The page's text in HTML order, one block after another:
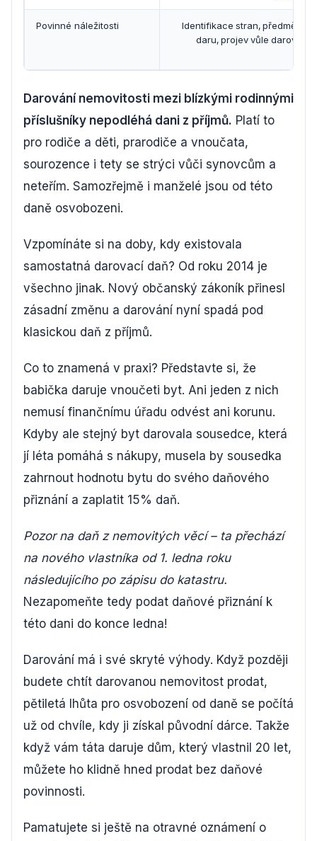
Povinné náležitosti
Identifikace stran, předmětu
daru, projev vůle darovat
Darování nemovitosti mezi blízkými rodinnými
příslušníky nepodléhá dani z příjmů. Platí to
pro rodiče a děti, prarodiče a vnoučata,
sourozence i tety se strýci vůči synovcům a
neteřím. Samozřejmě i manželé jsou od této
daně osvobozeni.
Vzpomínáte si na doby, kdy existovala
samostatná darovací daň? Od roku 2014 je
všechno jinak. Nový občanský zákoník přinesl
zásadní změnu a darování nyní spadá pod
klasickou daň z příjmů.
Co to znamená v praxi? Představte si, že
babička daruje vnoučeti byt. Ani jeden z nich
nemusí finančnímu úřadu odvést ani korunu.
Kdyby ale stejný byt darovala sousedce, která
jí léta pomáhá s nákupy, musela by sousedka
zahrnout hodnotu bytu do svého daňového
přiznání a zaplatit 15% daň.
Pozor na daň z nemovitých věcí – ta přechází
na nového vlastníka od 1. ledna roku
následujícího po zápisu do katastru.
Nezapomeňte tedy podat daňové přiznání k
této dani do konce ledna!
Darování má i své skryté výhody. Když později
budete chtít darovanou nemovitost prodat,
pětiletá lhůta pro osvobození od daně se počítá
už od chvíle, kdy ji získal původní dárce. Takže
když vám táta daruje dům, který vlastnil 20 let,
můžete ho klidně hned prodat bez daňové
povinnosti.
Pamatujete si ještě na otravné oznámení o